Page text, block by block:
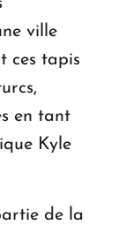
ville
ces tapis
en tant
Kyle
de la